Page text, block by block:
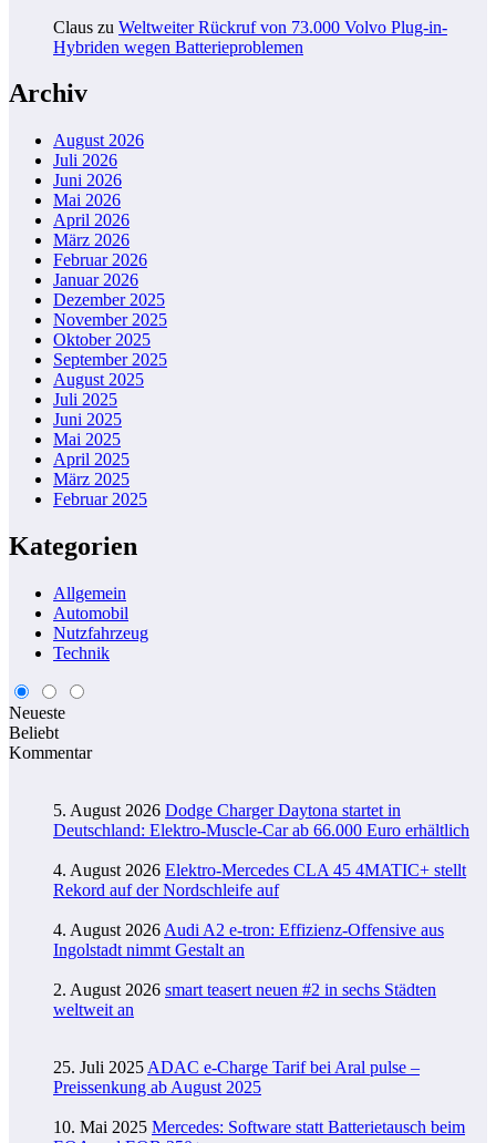
Claus zu Weltweiter Rückruf von 73.000 Volvo Plug-in-
Hybriden wegen Batterieproblemen
Archiv
August 2026
Juli 2026
Juni 2026
Mai 2026
April 2026
März 2026
Februar 2026
Januar 2026
Dezember 2025
November 2025
Oktober 2025
September 2025
August 2025
Juli 2025
Juni 2025
Mai 2025
April 2025
März 2025
Februar 2025
Kategorien
Allgemein
Automobil
Nutzfahrzeug
Technik
Neueste
Beliebt
Kommentar
5. August 2026 Dodge Charger Daytona startet in
Deutschland: Elektro-Muscle-Car ab 66.000 Euro erhältlich
4. August 2026 Elektro-Mercedes CLA 45 4MATIC+ stellt
Rekord auf der Nordschleife auf
4. August 2026 Audi A2 e-tron: Effizienz-Offensive aus
Ingolstadt nimmt Gestalt an
2. August 2026 smart teasert neuen #2 in sechs Städten
weltweit an
25. Juli 2025 ADAC e-Charge Tarif bei Aral pulse –
Preissenkung ab August 2025
10. Mai 2025 Mercedes: Software statt Batterietausch beim